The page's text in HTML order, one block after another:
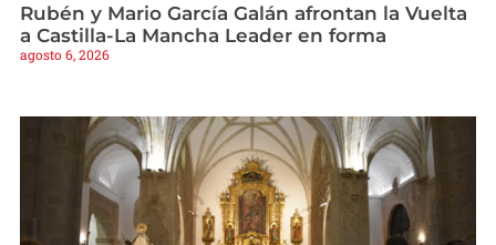
Rubén y Mario García Galán afrontan la Vuelta
a Castilla-La Mancha Leader en forma
agosto 6, 2026